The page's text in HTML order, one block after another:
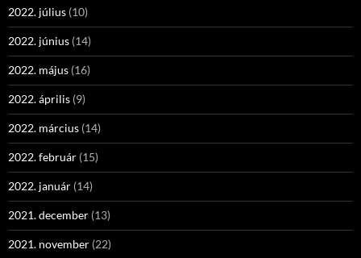
2022. július (10)
2022. június (14)
2022. május (16)
2022. április (9)
2022. március (14)
2022. február (15)
2022. január (14)
2021. december (13)
2021. november (22)